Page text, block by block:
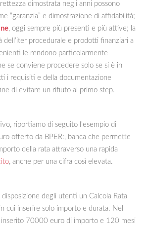
dimostrata negli anni possono
“garanzia” e dimostrazione di affidabilità;
, oggi sempre più presenti e più attive; la
dell’iter procedurale e prodotti finanziari a
le rendono particolarmente
se conviene procedere solo se si è in
i requisiti e della documentazione
di evitare un rifiuto al primo step.
riportiamo di seguito l’esempio di
offerto da BPER:, banca che permette
della rata attraverso una rapida
, anche per una cifra così elevata.
degli utenti un Calcola Rata
cui inserire solo importo e durata. Nel
inserito 70000 euro di importo e 120 mesi